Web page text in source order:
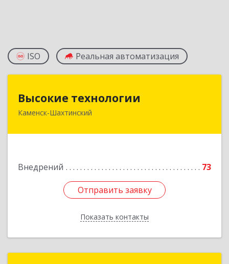
ISO Реальная автоматизация
Высокие технологии
Каменск-Шахтинский
Внедрений 73
Отправить заявку
Показать контакты
347810, Ростовская обл, Каменск-Шахтинский г,
Подробнее
Отправить заявку
Назад